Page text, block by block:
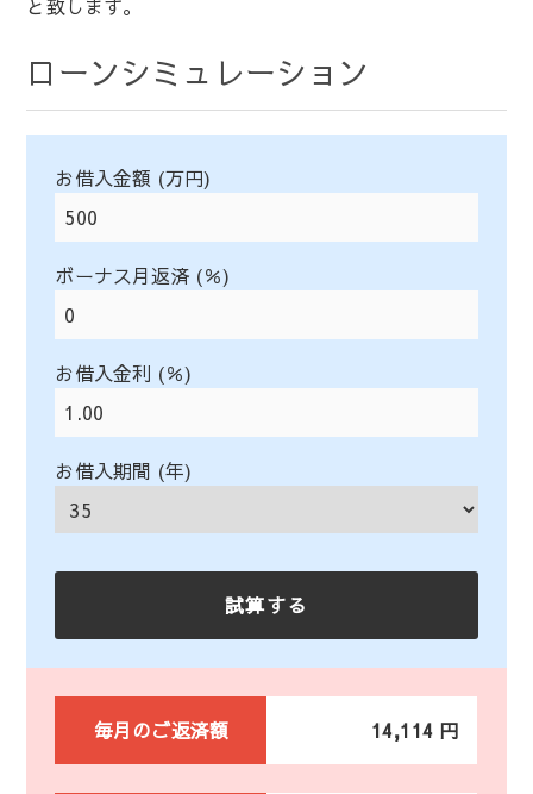
と致します。
ローンシミュレーション
お借入金額 (万円)
ボーナス月返済 (％)
お借入金利 (％)
お借入期間 (年)
毎月のご返済額 14,114 円